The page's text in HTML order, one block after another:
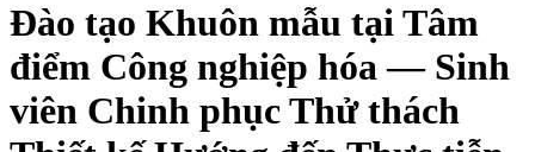
Đào tạo Khuôn mẫu tại Tâm
điểm Công nghiệp hóa — Sinh
viên Chinh phục Thử thách